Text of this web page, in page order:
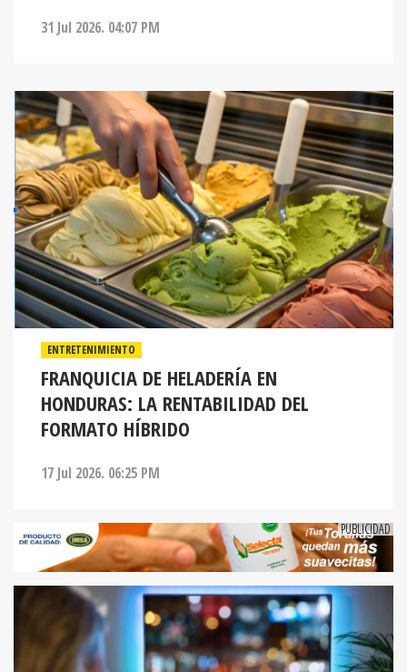
31 Jul 2026. 04:07 PM
ENTRETENIMIENTO
FRANQUICIA DE HELADERÍA EN
HONDURAS: LA RENTABILIDAD DEL
FORMATO HÍBRIDO
17 Jul 2026. 06:25 PM